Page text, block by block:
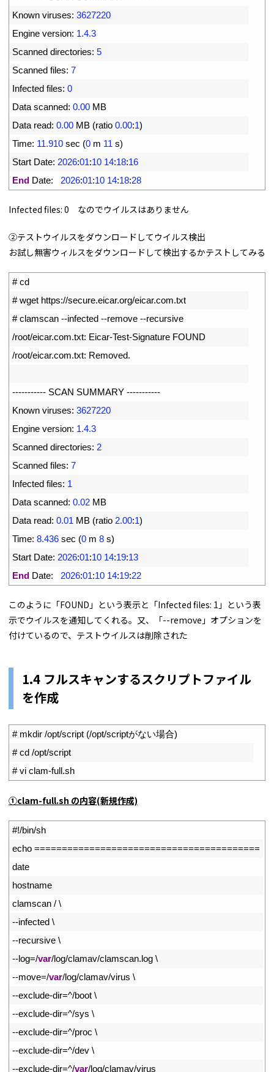
Known viruses: 3627220
Engine version: 1.4.3
Scanned directories: 5
Scanned files: 7
Infected files: 0
Data scanned: 0.00 MB
Data read: 0.00 MB (ratio 0.00:1)
Time: 11.910 sec (0 m 11 s)
Start Date: 2026:01:10 14:18:16
End Date: 2026:01:10 14:18:28
Infected files: 0 なのでウイルスはありません
②テストウイルスをダウンロードしてウイルス検出
お試し無害ウィルスをダウンロードして検出するかテストしてみる
# cd
# wget https://secure.eicar.org/eicar.com.txt
# clamscan --infected --remove --recursive
/root/eicar.com.txt: Eicar-Test-Signature FOUND
/root/eicar.com.txt: Removed.
----------- SCAN SUMMARY -----------
Known viruses: 3627220
Engine version: 1.4.3
Scanned directories: 2
Scanned files: 7
Infected files: 1
Data scanned: 0.02 MB
Data read: 0.01 MB (ratio 2.00:1)
Time: 8.436 sec (0 m 8 s)
Start Date: 2026:01:10 14:19:13
End Date: 2026:01:10 14:19:22
このように「FOUND」という表示と「Infected files: 1」という表
示でウイルスを通知してくれる。又、「--remove」オプションを
付けているので、テストウイルスは削除された
1.4 フルスキャンするスクリプトファイル
を作成
# mkdir /opt/script (/opt/scriptがない場合)
# cd /opt/script
# vi clam-full.sh
①clam-full.sh の内容(新規作成)
#!/bin/sh
echo =========================================
date
hostname
clamscan / \
--infected \
--recursive \
--log=/var/log/clamav/clamscan.log \
--move=/var/log/clamav/virus \
--exclude-dir=^/boot \
--exclude-dir=^/sys \
--exclude-dir=^/proc \
--exclude-dir=^/dev \
--exclude-dir=^/var/log/clamav/virus